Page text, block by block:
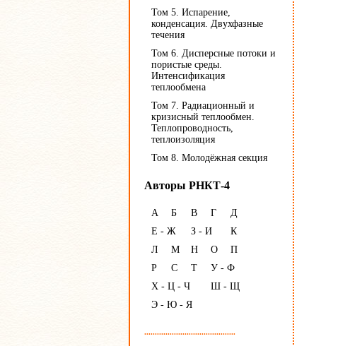
Том 5. Испарение,
конденсация. Двухфазные
течения
Том 6. Дисперсные потоки и
пористые среды.
Интенсификация
теплообмена
Том 7. Радиационный и
кризисный теплообмен.
Теплопроводность,
теплоизоляция
Том 8. Молодёжная секция
Авторы РНКТ-4
А Б В Г
Д
Е - Ж
З - И
К
Л
М Н О
П
Р
С Т
У - Ф
Х - Ц - Ч
Ш - Щ
Э - Ю - Я
...........................................